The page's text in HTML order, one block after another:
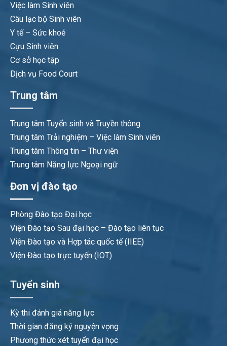
Việc làm Sinh viên
Câu lạc bộ Sinh viên
Y tế – Sức khoẻ
Cựu Sinh viên
Cơ sở học tập
Dịch vụ Food Court
Trung tâm
Trung tâm Tuyển sinh và Truyền thông
Trung tâm Trải nghiệm – Việc làm Sinh viên
Trung tâm Thông tin – Thư viện
Trung tâm Năng lực Ngoại ngữ
Đơn vị đào tạo
Phòng Đào tạo Đại học
Viện Đào tạo Sau đại học – Đào tạo liên tục
Viện Đào tạo và Hợp tác quốc tế (IIEE)
Viện Đào tạo trực tuyến (IOT)
Tuyển sinh
Kỳ thi đánh giá năng lực
Thời gian đăng ký nguyện vọng
Phương thức xét tuyển đại học